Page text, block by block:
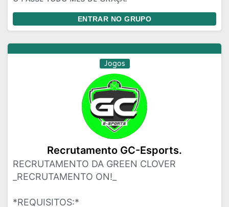
ENTRAR NO GRUPO
Jogos
Recrutamento GC-Esports.
RECRUTAMENTO DA GREEN CLOVER
_RECRUTAMENTO ON!_
*REQUISITOS:*